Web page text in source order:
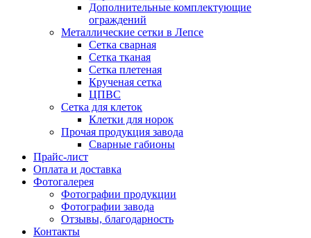
Дополнительные комплектующие
ограждений
Металлические сетки в Лепсе
Сетка сварная
Сетка тканая
Сетка плетеная
Крученая сетка
ЦПВС
Сетка для клеток
Клетки для норок
Прочая продукция завода
Сварные габионы
Прайс-лист
Оплата и доставка
Фотогалерея
Фотографии продукции
Фотографии завода
Отзывы, благодарность
Контакты